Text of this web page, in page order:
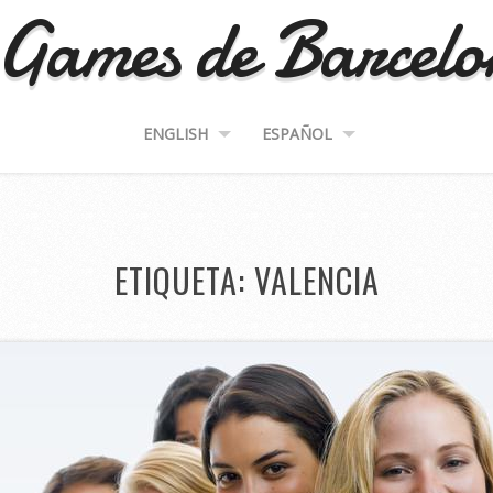
de
ENGLISH ESPAÑOL
ETIQUETA: VALENCIA